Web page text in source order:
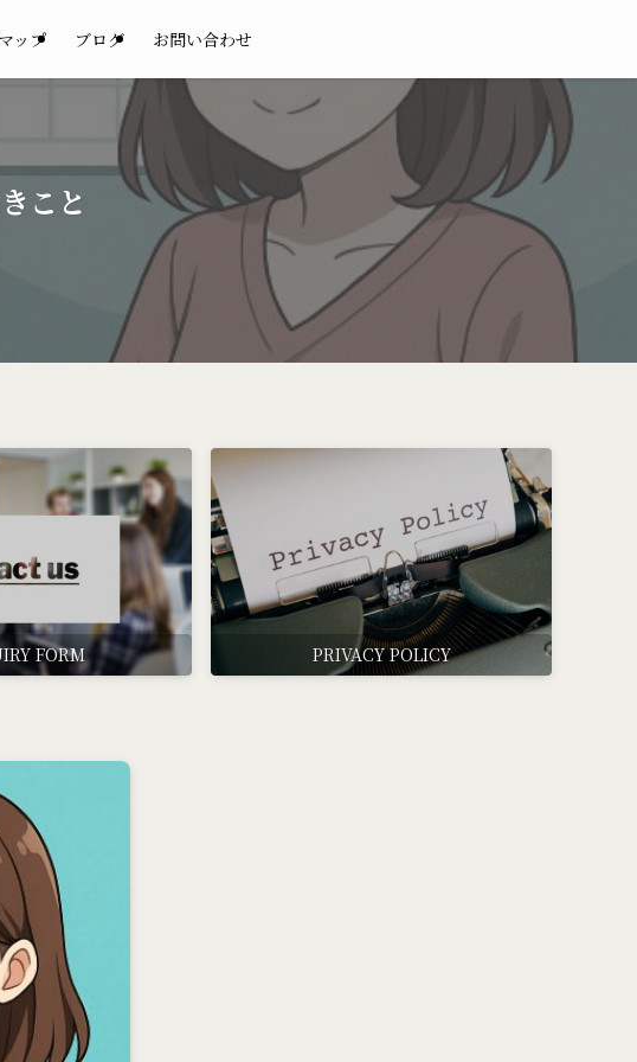
ップ ブログ お問い合わせ
こと
FORM PRIVACY POLICY